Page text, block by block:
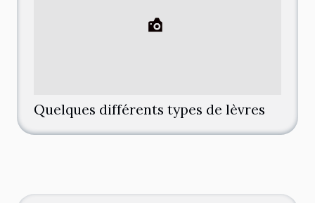
Quelques différents types de lèvres